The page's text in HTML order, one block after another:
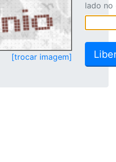
[trocar imagem]
lado no